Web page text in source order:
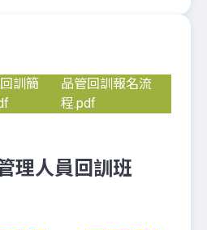
訓簡
品管回訓報名流
程.pdf
理人員回訓班